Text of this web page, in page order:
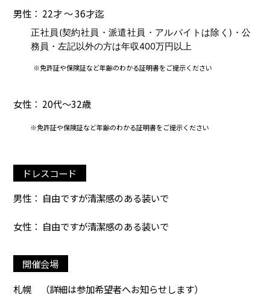
男性： 22才 ～ 36才迄
正社員(契約社員・派遣社員・アルバイトは除く)・公
務員・左記以外の方は年収400万円以上
※免許証や保険証など年齢のわかる証明書をご提示ください
女性： 20代～32歳
※免許証や保険証など年齢のわかる証明書をご提示ください
ドレスコード
男性： 自由ですが清潔感のある装いで
女性： 自由ですが清潔感のある装いで
開催会場
札幌
（詳細は参加希望者へお知らせします）